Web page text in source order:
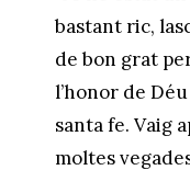
bastant ric,
de bon grat
l’honor de
santa fe. Vaig
moltes